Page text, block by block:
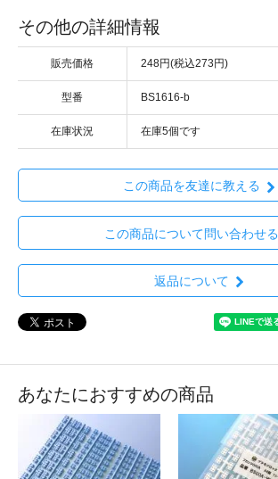
その他の詳細情報
販売価格 248円(税込273円)
型番 BS1616-b
在庫状況 在庫5個です
この商品を友達に教える
この商品について問い合わせる
返品について
あなたにおすすめの商品